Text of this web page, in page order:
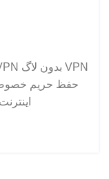
حفظ حریم